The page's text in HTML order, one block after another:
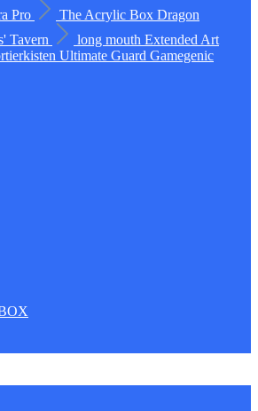
Pro The Acrylic Box Dragon
Tavern long mouth Extended Art
Ultimate Guard Gamegenic